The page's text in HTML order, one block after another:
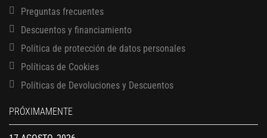
Preguntas frecuentes
Descuentos y financiamiento
Política de protección de datos personales
Políticas de Cookies
Políticas de Devoluciones y Descuentos
PRÓXIMAMENTE
13 AGOSTO, 2026
Finanzas para no financieros
Gerencia de empresas familiares